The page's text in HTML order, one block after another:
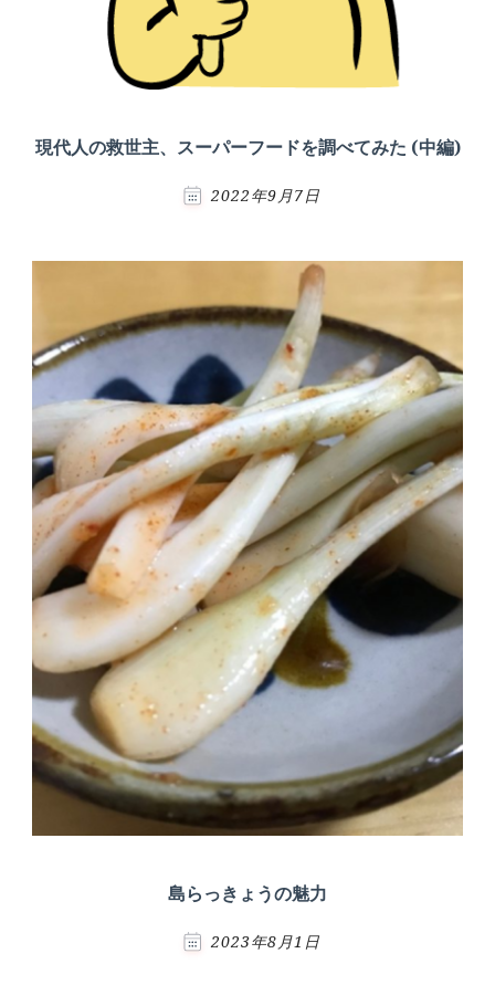
現代人の救世主、スーパーフードを調べてみた (中編)
2022年9月7日
島らっきょうの魅力
2023年8月1日